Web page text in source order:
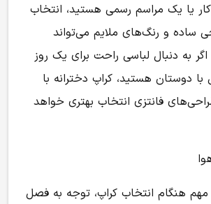
یا یک مراسم رسمی هستید، انتخاب
ساده و رنگ‌های ملایم می‌تواند
به دنبال لباسی راحت برای یک روز
با دوستان هستید، کراپ دخترانه با
فانتزی انتخاب بهتری خواهد
مهم هنگام انتخاب کراپ، توجه به فصل